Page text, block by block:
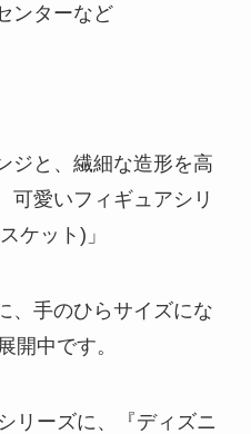
ンターなど
ジと、繊細な造形を高
可愛いフィギュアシリ
ケット)」
、手のひらサイズにな
開中です。
リーズに、『ディズニ